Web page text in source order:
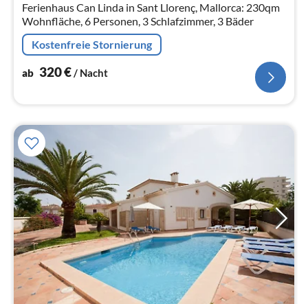
Ferienhaus Can Linda in Sant Llorenç, Mallorca: 230qm
Wohnfläche, 6 Personen, 3 Schlafzimmer, 3 Bäder
Kostenfreie Stornierung
ab 320€/ Nacht